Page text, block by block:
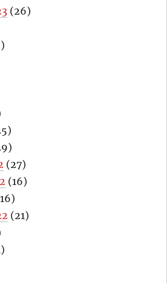
(26)
(27)
(16)
(21)